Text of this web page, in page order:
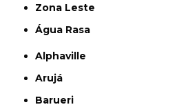
Zona Leste
Água Rasa
Alphaville
Arujá
Barueri